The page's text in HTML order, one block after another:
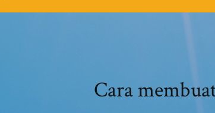
Cara